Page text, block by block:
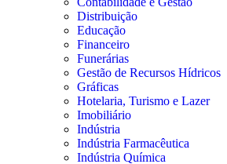
Distribuição
Educação
Financeiro
Funerárias
Gestão de Recursos Hídricos
Gráficas
Hotelaria, Turismo e Lazer
Imobiliário
Indústria
Indústria Farmacêutica
Indústria Química